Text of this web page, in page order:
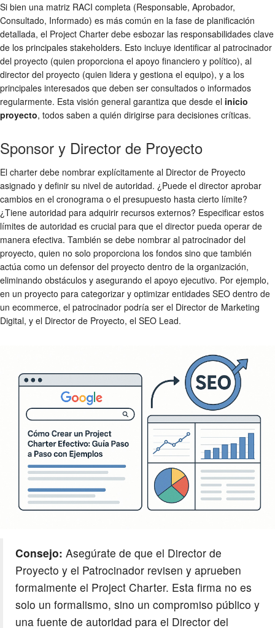
Si bien una matriz RACI completa (Responsable, Aprobador,
Consultado, Informado) es más común en la fase de planificación
detallada, el Project Charter debe esbozar las responsabilidades clave
de los principales stakeholders. Esto incluye identificar al patrocinador
del proyecto (quien proporciona el apoyo financiero y político), al
director del proyecto (quien lidera y gestiona el equipo), y a los
principales interesados que deben ser consultados o informados
regularmente. Esta visión general garantiza que desde el inicio
proyecto, todos saben a quién dirigirse para decisiones críticas.
Sponsor y Director de Proyecto
El charter debe nombrar explícitamente al Director de Proyecto
asignado y definir su nivel de autoridad. ¿Puede el director aprobar
cambios en el cronograma o el presupuesto hasta cierto límite?
¿Tiene autoridad para adquirir recursos externos? Especificar estos
límites de autoridad es crucial para que el director pueda operar de
manera efectiva. También se debe nombrar al patrocinador del
proyecto, quien no solo proporciona los fondos sino que también
actúa como un defensor del proyecto dentro de la organización,
eliminando obstáculos y asegurando el apoyo ejecutivo. Por ejemplo,
en un proyecto para categorizar y optimizar entidades SEO dentro de
un ecommerce, el patrocinador podría ser el Director de Marketing
Digital, y el Director de Proyecto, el SEO Lead.
Consejo: Asegúrate de que el Director de
Proyecto y el Patrocinador revisen y aprueben
formalmente el Project Charter. Esta firma no es
solo un formalismo, sino un compromiso público y
una fuente de autoridad para el Director del